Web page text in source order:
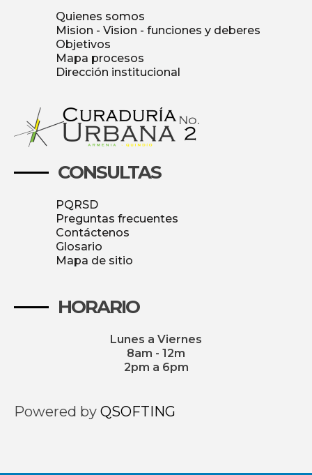
Quienes somos
Mision - Vision - funciones y deberes
Objetivos
Mapa procesos
Dirección institucional
CONSULTAS
PQRSD
Preguntas frecuentes
Contáctenos
Glosario
Mapa de sitio
HORARIO
Lunes a Viernes
8am - 12m
2pm a 6pm
Powered by QSOFTING